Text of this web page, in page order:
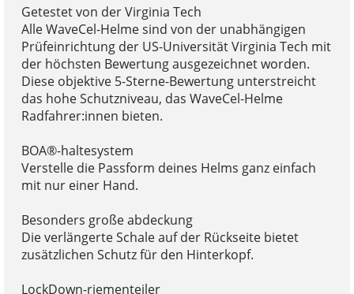
Getestet von der Virginia Tech
Alle WaveCel-Helme sind von der unabhängigen
Prüfeinrichtung der US-Universität Virginia Tech mit
der höchsten Bewertung ausgezeichnet worden.
Diese objektive 5-Sterne-Bewertung unterstreicht
das hohe Schutzniveau, das WaveCel-Helme
Radfahrer:innen bieten.
BOA®-haltesystem
Verstelle die Passform deines Helms ganz einfach
mit nur einer Hand.
Besonders große abdeckung
Die verlängerte Schale auf der Rückseite bietet
zusätzlichen Schutz für den Hinterkopf.
LockDown-riementeiler